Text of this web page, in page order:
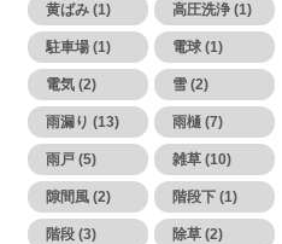
黄ばみ (1) 高圧洗浄 (1)
駐車場 (1) 電球 (1)
電気 (2) 雪 (2)
雨漏り (13) 雨樋 (7)
雨戸 (5) 雑草 (10)
隙間風 (2) 階段下 (1)
階段 (3) 除草 (2)